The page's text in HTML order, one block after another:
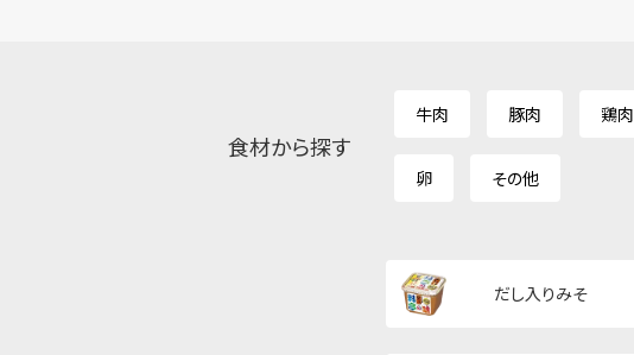
食材から探す
牛肉 豚肉 鶏肉
卵 その他
だし入りみそ